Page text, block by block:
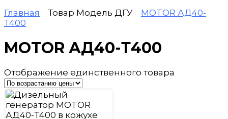
Главная
Товар Модель ДГУ
MOTOR АД40-
Т400
MOTOR АД40-Т400
Отображение единственного товара